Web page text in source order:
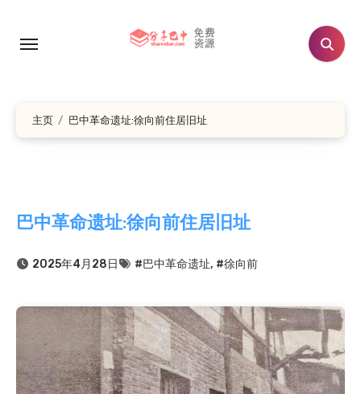
主页 巴中革命遗址:徐向前住居旧址
巴中革命遗址:徐向前住居旧址
2025年4月28日 #巴中革命遗址, #徐向前